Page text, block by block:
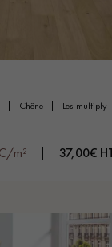
chêne
les multiply
m² 37,00€